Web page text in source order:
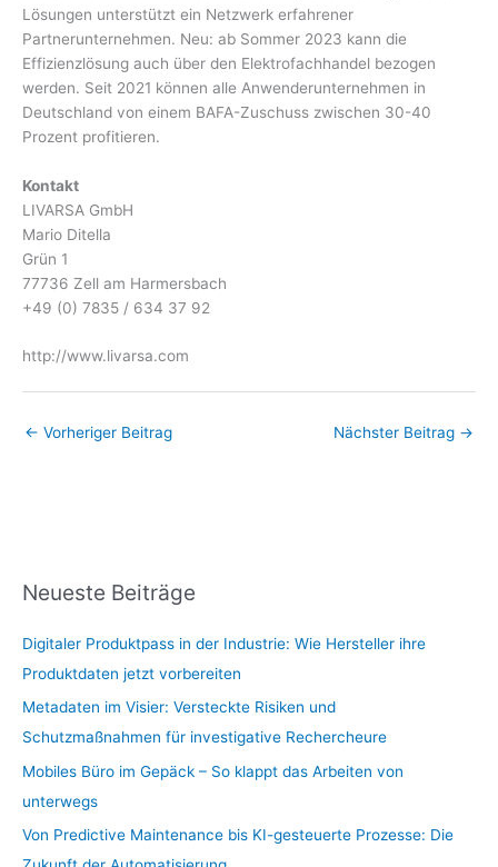
Lösungen unterstützt ein Netzwerk erfahrener
Partnerunternehmen. Neu: ab Sommer 2023 kann die
Effizienzlösung auch über den Elektrofachhandel bezogen
werden. Seit 2021 können alle Anwenderunternehmen in
Deutschland von einem BAFA-Zuschuss zwischen 30-40
Prozent profitieren.
Kontakt
LIVARSA GmbH
Mario Ditella
Grün 1
77736 Zell am Harmersbach
+49 (0) 7835 / 634 37 92
http://www.livarsa.com
← Vorheriger Beitrag Nächster Beitrag →
Neueste Beiträge
Digitaler Produktpass in der Industrie: Wie Hersteller ihre
Produktdaten jetzt vorbereiten
Metadaten im Visier: Versteckte Risiken und
Schutzmaßnahmen für investigative Rechercheure
Mobiles Büro im Gepäck – So klappt das Arbeiten von
unterwegs
Von Predictive Maintenance bis KI-gesteuerte Prozesse: Die